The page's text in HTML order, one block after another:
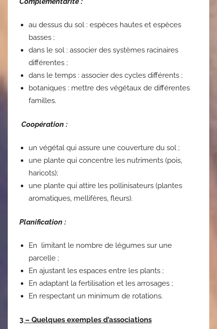
au dessus du sol : espèces hautes et espèces
basses ;
dans le sol : associer des systèmes racinaires
différentes ;
dans le temps : associer des cycles différents ;
botaniques : mettre des végétaux de différentes
familles.
Coopération :
un végétal qui assure une couverture du sol ;
une plante qui concentre les nutriments (pois,
haricots);
une plante qui attire les pollinisateurs (plantes
aromatiques, mellifères, fleurs).
Planification :
En limitant le nombre de légumes sur une
parcelle ;
En ajustant les espaces entre les plants ;
En adaptant la fertilisation et les arrosages ;
En respectant un minimum de rotations.
3 – Quelques exemples d’associations